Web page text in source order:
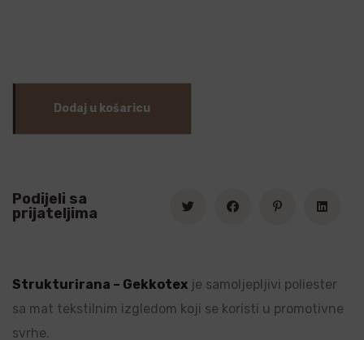
Dodaj u košaricu
Podijeli sa
prijateljima
Strukturirana – Gekkotex je samoljepljivi poliester
sa mat tekstilnim izgledom koji se koristi u promotivne
svrhe.